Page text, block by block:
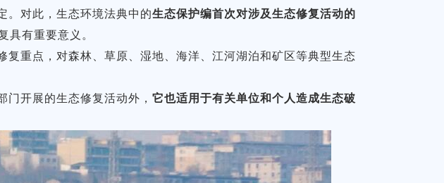
。对此，生态环境法典中的生态保护编首次对涉及生态修复活动的
具有重要意义。
重点，对森林、草原、湿地、海洋、江河湖泊和矿区等典型生态
门开展的生态修复活动外，它也适用于有关单位和个人造成生态破